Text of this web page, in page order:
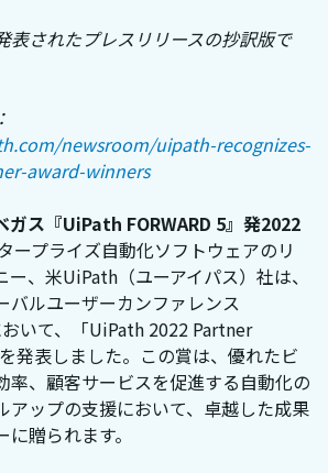
表されたプレスリリースの抄訳版で
newsroom/uipath-recognizes-
award-winners
ガス『UiPath FORWARD 5』発2022
ープライズ自動化ソフトウェアのリ
、米UiPath（ユーアイパス）社は、
バルユーザーカンファレンス
いて、「UiPath 2022 Partner
発表しました。この賞は、優れたビ
率、顧客サービスを促進する自動化の
アップの支援において、卓越した成果
贈られます。